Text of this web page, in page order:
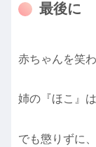
最後に
赤ちゃんを笑
姉の『ほこ』
でも懲りずに